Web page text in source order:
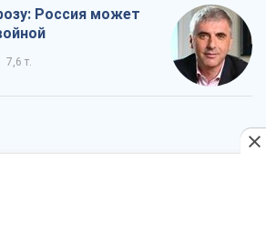
Россия может
7,6 т.